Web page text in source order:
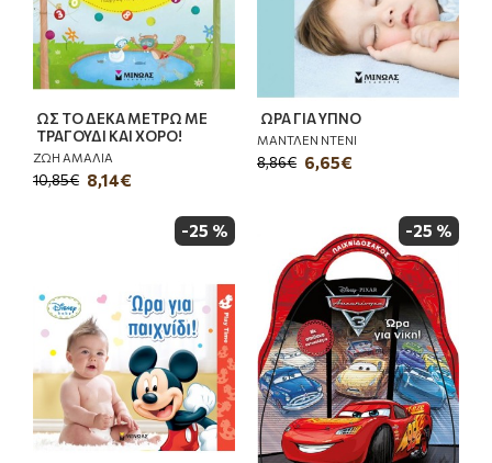
ΩΣ ΤΟ ΔΕΚΑ ΜΕΤΡΩ ΜΕ
ΤΡΑΓΟΥΔΙ ΚΑΙ ΧΟΡΟ!
ΖΩΗ ΑΜΑΛΙΑ
8,14€
10,85€
ΩΡΑ ΓΙΑ ΥΠΝΟ
ΜΑΝΤΛΕΝ ΝΤΕΝΙ
6,65€
8,86€
-25 % -25 %